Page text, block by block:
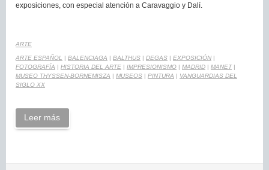
exposiciones, con especial atención a Caravaggio y Dalí.
ARTE
ARTE ESPAÑOL | BALENCIAGA | BALTHUS | DEGAS | EXPOSICIÓN |
FOTOGRAFÍA | HISTORIA DEL ARTE | IMPRESIONISMO | MADRID | MANET|
MUSEO THYSSEN-BORNEMISZA | MUSEOS | PINTURA | VANGUARDIAS DEL
SIGLO XX
Leer más